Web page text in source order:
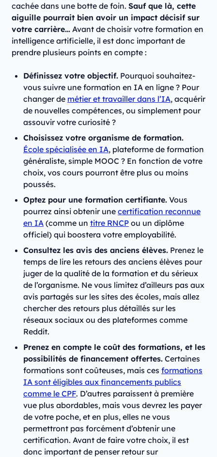
cachée dans une botte de foin. Sauf que là, cette
aiguille pourrait bien avoir un impact décisif sur
votre carrière… Avant de choisir votre formation en
intelligence artificielle, il est donc important de
prendre plusieurs points en compte :
Définissez votre objectif. Pourquoi souhaitez-
vous suivre une formation en IA en ligne ? Pour
changer de métier et travailler dans l’IA, acquérir
de nouvelles compétences, ou simplement pour
assouvir votre curiosité ?
Choisissez votre organisme de formation.
École spécialisée en IA, plateforme de formation
généraliste, simple MOOC ? En fonction de votre
choix, vos cours pourront être plus ou moins
poussés.
Optez pour une formation certifiante. Vous
pourrez ainsi obtenir une certification reconnue
en IA (comme un titre RNCP ou un diplôme
officiel) qui boostera votre employabilité.
Consultez les avis des anciens élèves. Prenez le
temps de lire les retours des anciens élèves pour
juger de la qualité de la formation et du sérieux
de l’organisme. Ne vous limitez d’ailleurs pas aux
avis partagés sur les sites des écoles, mais allez
chercher des retours plus détaillés sur les
réseaux sociaux ou des plateformes comme
Reddit.
Prenez en compte le coût des formations, et les
possibilités de financement offertes. Certaines
formations sont coûteuses, mais ces formations
IA sont éligibles aux financements publics
comme le CPF. D’autres paraissent à première
vue plus abordables, mais vous devrez les payer
de votre poche, et en plus, elles ne vous
permettront pas forcément d’obtenir une
certification. Avant de faire votre choix, il est
donc important de penser retour sur